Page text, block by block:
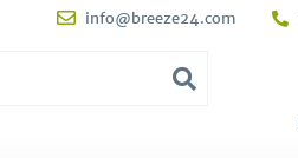
info@breeze24.com